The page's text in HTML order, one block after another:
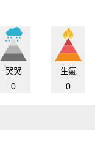
哭哭
0
生氣
0